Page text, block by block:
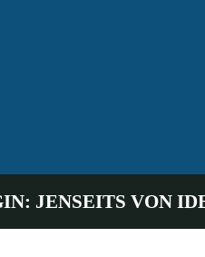
JENSEITS VON